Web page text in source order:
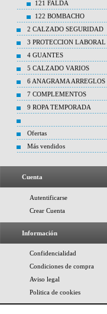
121 FALDA
122 BOMBACHO
2 CALZADO SEGURIDAD
3 PROTECCION LABORAL
4 GUANTES
5 CALZADO VARIOS
6 ANAGRAMA ARREGLOS
7 COMPLEMENTOS
9 ROPA TEMPORADA
Ofertas
Más vendidos
Cuenta
Autentificarse
Crear Cuenta
Información
Confidencialidad
Condiciones de compra
Aviso legal
Politica de cookies